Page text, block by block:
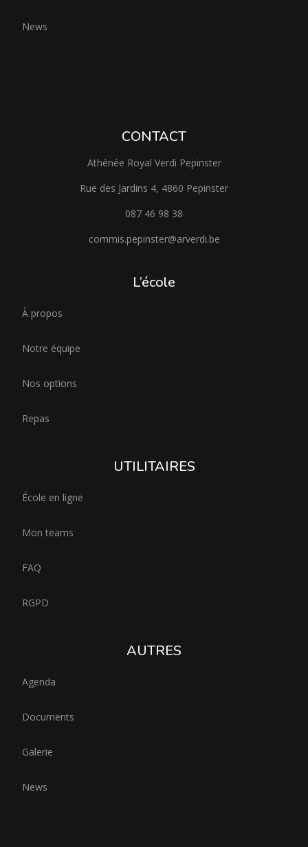
News
CONTACT
Athénée Royal Verdi Pepinster
Rue des Jardins 4, 4860 Pepinster
087 46 98 38
commis.pepinster@arverdi.be
L’école
À propos
Notre équipe
Nos options
Repas
UTILITAIRES
École en ligne
Mon teams
FAQ
RGPD
AUTRES
Agenda
Documents
Galerie
News